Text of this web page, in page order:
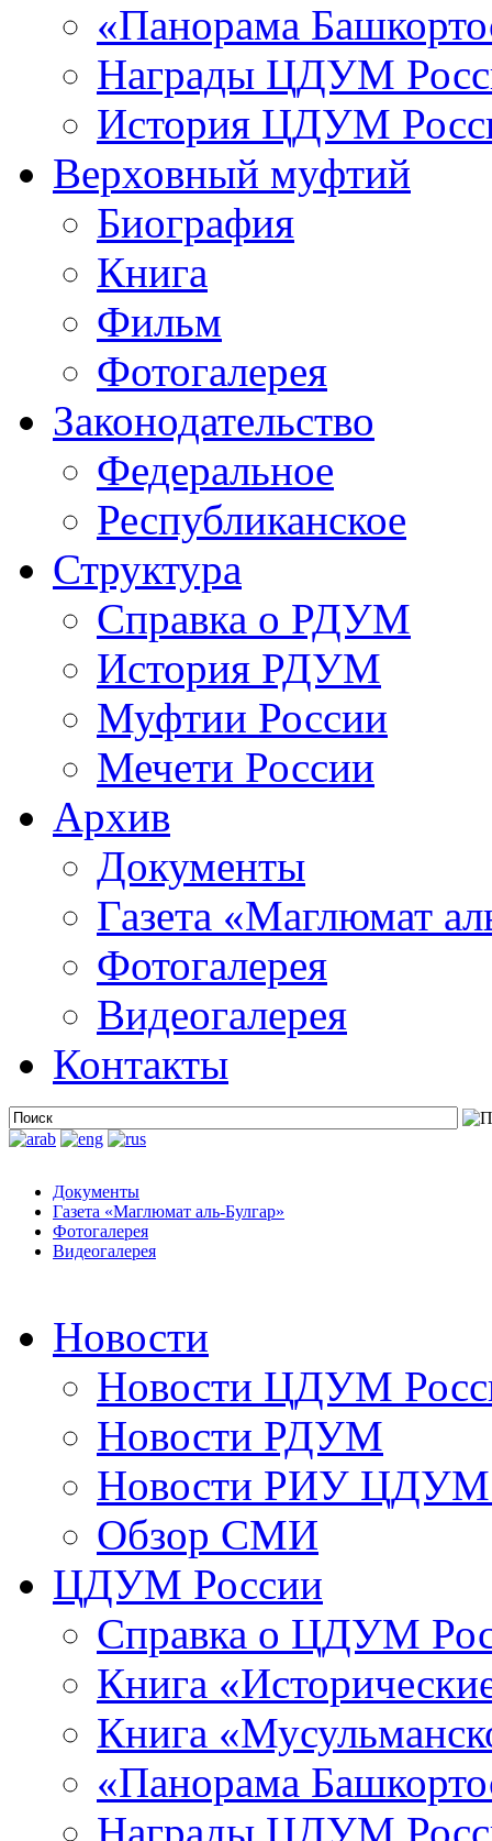
«Панорама
Награды ЦДУМ
История ЦДУМ
Верховный муфтий
Биография
Книга
Фильм
Фотогалерея
Законодательство
Федеральное
Республиканское
Структура
Справка о РДУМ
История РДУМ
Муфтии России
Мечети России
Архив
Документы
Газета «Маглюмат
Фотогалерея
Видеогалерея
Контакты
Документы
Газета «Маглюмат аль-Булгар»
Фотогалерея
Видеогалерея
Новости
Новости ЦДУМ
Новости РДУМ
Новости РИУ ЦДУМ
Обзор СМИ
ЦДУМ России
Справка о ЦДУМ
Книга
Книга
«Панорама